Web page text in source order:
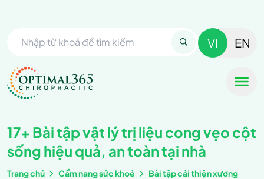
VI EN
17+ Bài tập vật lý trị liệu cong vẹo cột
sống hiệu quả, an toàn tại nhà
Trang chủ Cẩm nang sức khoẻ
Bài tập cải thiện xương